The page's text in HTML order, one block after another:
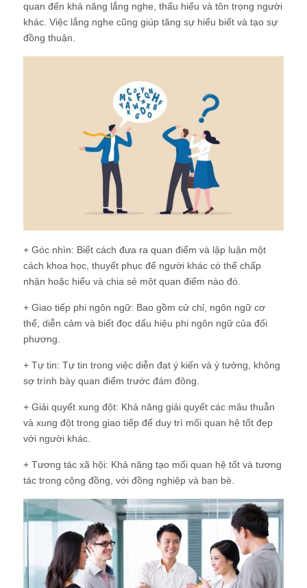
quan đến khả năng lắng nghe, thấu hiểu và tôn trọng người
khác. Việc lắng nghe cũng giúp tăng sự hiểu biết và tạo sự
đồng thuận.
+ Góc nhìn: Biết cách đưa ra quan điểm và lập luận một
cách khoa học, thuyết phục để người khác có thể chấp
nhận hoặc hiểu và chia sẻ một quan điểm nào đó.
+ Giao tiếp phi ngôn ngữ: Bao gồm cử chỉ, ngôn ngữ cơ
thể, diễn cảm và biết đọc dấu hiệu phi ngôn ngữ của đối
phương.
+ Tự tin: Tự tin trong việc diễn đạt ý kiến và ý tưởng, không
sợ trình bày quan điểm trước đám đông.
+ Giải quyết xung đột: Khả năng giải quyết các mâu thuẫn
và xung đột trong giao tiếp để duy trì mối quan hệ tốt đẹp
với người khác.
+ Tương tác xã hội: Khả năng tạo mối quan hệ tốt và tương
tác trong cộng đồng, với đồng nghiệp và bạn bè.